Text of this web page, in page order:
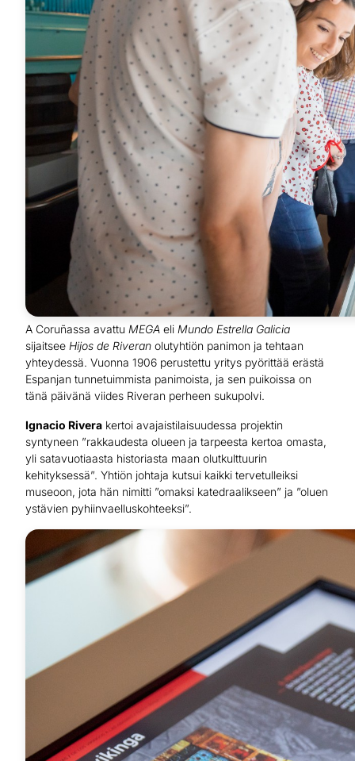
A Coruñassa avattu MEGA eli Mundo Estrella Galicia
sijaitsee Hijos de Riveran olutyhtiön panimon ja tehtaan
yhteydessä. Vuonna 1906 perustettu yritys pyörittää erästä
Espanjan tunnetuimmista panimoista, ja sen puikoissa on
tänä päivänä viides Riveran perheen sukupolvi.
Ignacio Rivera kertoi avajaistilaisuudessa projektin
syntyneen ”rakkaudesta olueen ja tarpeesta kertoa omasta,
yli satavuotiaasta historiasta maan olutkulttuurin
kehityksessä”. Yhtiön johtaja kutsui kaikki tervetulleiksi
museoon, jota hän nimitti ”omaksi katedraalikseen” ja ”oluen
ystävien pyhiinvaelluskohteeksi”.